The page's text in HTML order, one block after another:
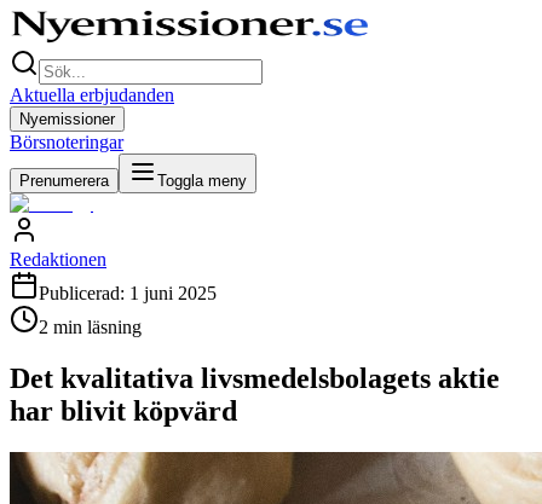
Aktuella erbjudanden
Nyemissioner
Börsnoteringar
Prenumerera Toggla meny
Redaktionen
Publicerad: 1 juni 2025
2 min läsning
Det kvalitativa livsmedelsbolagets aktie
har blivit köpvärd